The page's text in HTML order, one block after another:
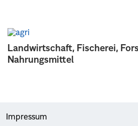
Landwirtschaft, Fischerei,
Nahrungsmittel
Impressum